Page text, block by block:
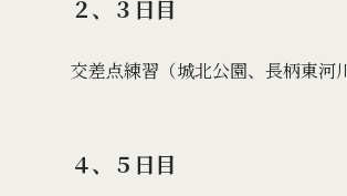
２、３日目
交差点練習（城北公園、長柄東河
４、５日目